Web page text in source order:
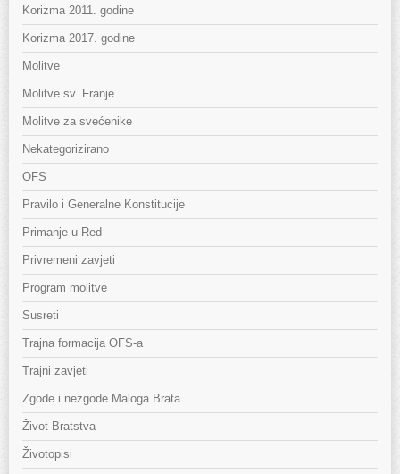
Korizma 2011. godine
Korizma 2017. godine
Molitve
Molitve sv. Franje
Molitve za svećenike
Nekategorizirano
OFS
Pravilo i Generalne Konstitucije
Primanje u Red
Privremeni zavjeti
Program molitve
Susreti
Trajna formacija OFS-a
Trajni zavjeti
Zgode i nezgode Maloga Brata
Život Bratstva
Životopisi